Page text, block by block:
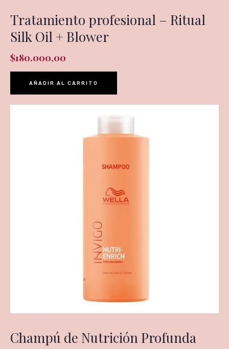
Tratamiento profesional – Ritual
Silk Oil + Blower
$180.000,00
AÑADIR AL CARRITO
Champú de Nutrición Profunda